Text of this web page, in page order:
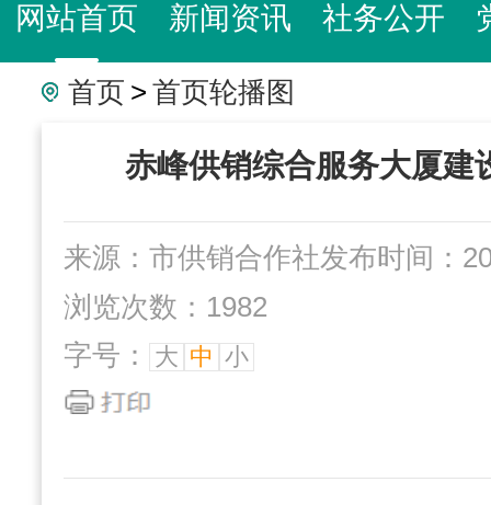
网站首页 新闻资讯 社务公开
“三位一体”组织社办企业 互动交流
首页 > 首页轮播图
赤峰供销综合服务大厦建
来源：市供销合作社发布时间：
浏览次数：1982
字号：
大 中 小